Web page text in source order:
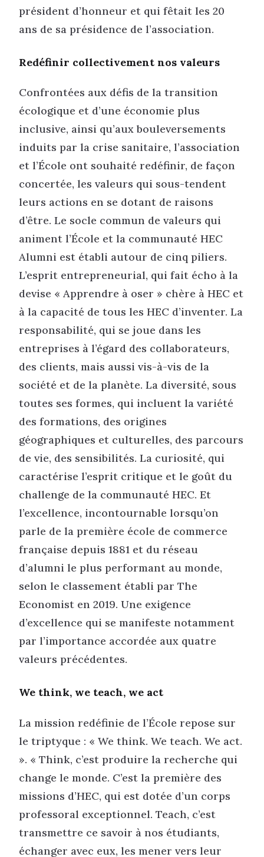
président d’honneur et qui fêtait les 20
ans de sa présidence de l’association.
Redéfinir collectivement nos valeurs
Confrontées aux défis de la transition
écologique et d’une économie plus
inclusive, ainsi qu’aux bouleversements
induits par la crise sanitaire, l’association
et l’École ont souhaité redéfinir, de façon
concertée, les valeurs qui sous-tendent
leurs actions en se dotant de raisons
d’être. Le socle commun de valeurs qui
animent l’École et la communauté HEC
Alumni est établi autour de cinq piliers.
L’esprit entrepreneurial, qui fait écho à la
devise « Apprendre à oser » chère à HEC et
à la capacité de tous les HEC d’inventer. La
responsabilité, qui se joue dans les
entreprises à l’égard des collaborateurs,
des clients, mais aussi vis-à-vis de la
société et de la planète. La diversité, sous
toutes ses formes, qui incluent la variété
des formations, des origines
géographiques et culturelles, des parcours
de vie, des sensibilités. La curiosité, qui
caractérise l’esprit critique et le goût du
challenge de la communauté HEC. Et
l’excellence, incontournable lorsqu’on
parle de la première école de commerce
française depuis 1881 et du réseau
d’alumni le plus performant au monde,
selon le classement établi par The
Economist en 2019. Une exigence
d’excellence qui se manifeste notamment
par l’importance accordée aux quatre
valeurs précédentes.
We think, we teach, we act
La mission redéfinie de l’École repose sur
le triptyque : « We think. We teach. We act.
». « Think, c’est produire la recherche qui
change le monde. C’est la première des
missions d’HEC, qui est dotée d’un corps
professoral exceptionnel. Teach, c’est
transmettre ce savoir à nos étudiants,
échanger avec eux, les mener vers leur